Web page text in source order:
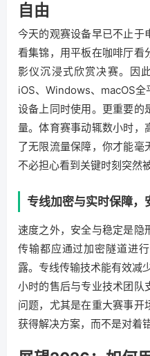
自由
今天的观赛设备早已不止于
看集锦，用平板在咖啡厅看
影仪沉浸式欣赏决赛。因
iOS、Windows、macOS
设备上同时使用。更重要的
量。体育赛事动辄数小时，
了无限流量保障，你才能毫
不必担心看到关键时刻突然
专线加密与实时保障，
速度之外，安全与稳定是隐
传输都应通过加密隧道进
露。专线传输技术能有效减
小时的售后与专业技术团队
问题，尤其是在重大赛事开
获得解决方案，而不是对着